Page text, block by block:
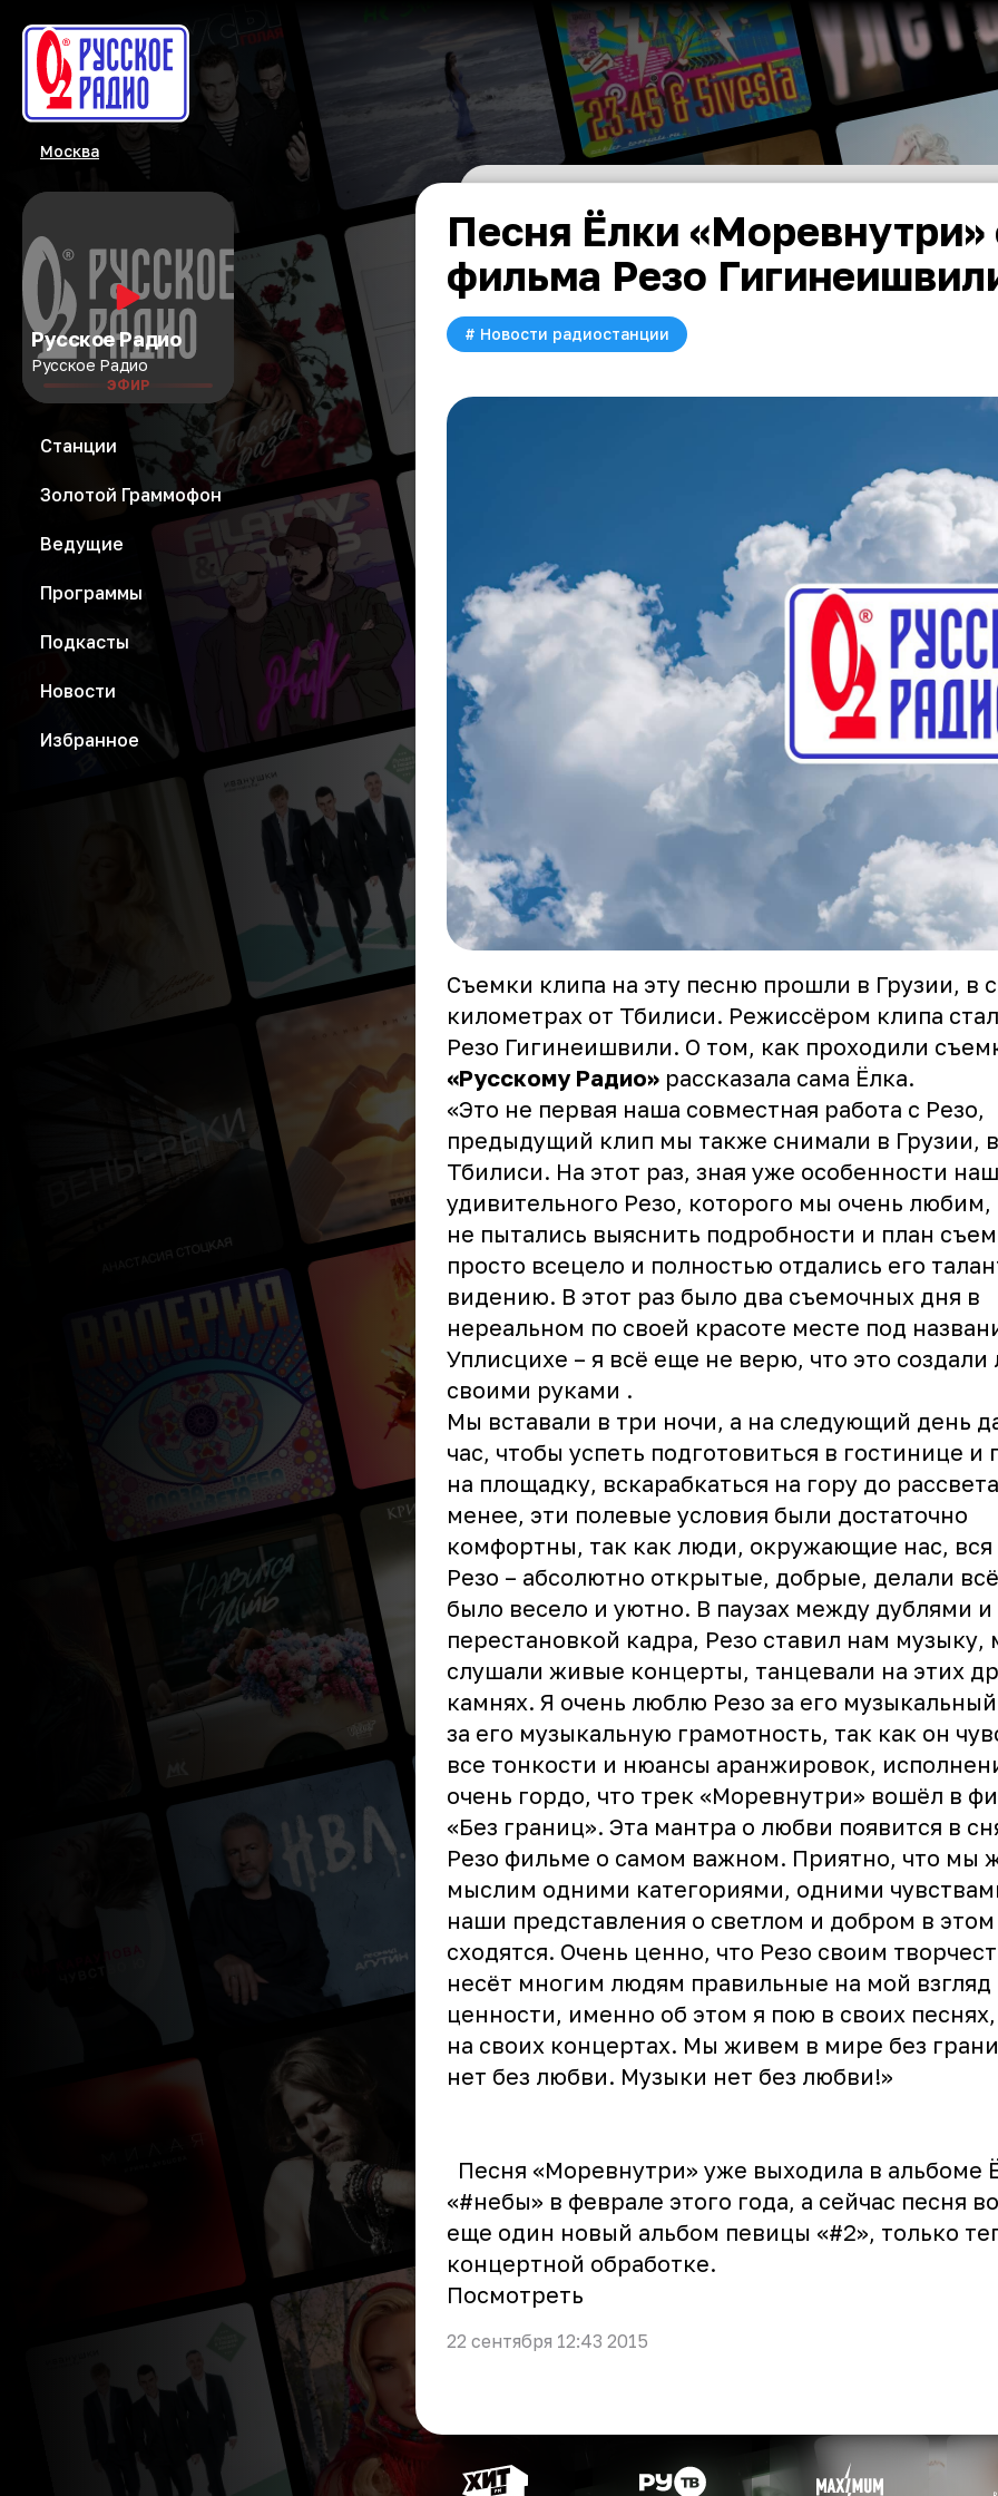
Москва
Русское Радио
Русское Радио
ЭФИР
Станции
Золотой Граммофон
Ведущие
Программы
Подкасты
Новости
Избранное
Песня Ёлки «Моревнутри»
фильма Резо
# Новости радиостанции
Съемки клипа на эту песню прошли в Грузии, в
километрах от Тбилиси. Режиссёром клипа
Резо Гигинеишвили. О том, как проходили
«Русскому Радио» рассказала сама Ёлка.
«Это не первая наша совместная работа с Резо,
предыдущий клип мы также снимали в Грузии,
Тбилиси. На этот раз, зная уже особенности
удивительного Резо, которого мы очень
не пытались выяснить подробности и план
просто всецело и полностью отдались его
видению. В этот раз было два съемочных дня в
нереальном по своей красоте месте под
Уплисцихе – я всё еще не верю, что это
своими руками .
Мы вставали в три ночи, а на следующий день
час, чтобы успеть подготовиться в гостинице и
на площадку, вскарабкаться на гору до
менее, эти полевые условия были достаточно
комфортны, так как люди, окружающие нас,
Резо – абсолютно открытые, добрые, делали
было весело и уютно. В паузах между дублями и
перестановкой кадра, Резо ставил нам музыку,
слушали живые концерты, танцевали на этих
камнях. Я очень люблю Резо за его
за его музыкальную грамотность, так как он
все тонкости и нюансы аранжировок,
очень гордо, что трек «Моревнутри» вошёл в
«Без границ». Эта мантра о любви появится в
Резо фильме о самом важном. Приятно, что мы
мыслим одними категориями, одними
наши представления о светлом и добром в
сходятся. Очень ценно, что Резо своим
несёт многим людям правильные на мой взгляд
ценности, именно об этом я пою в своих
на своих концертах. Мы живем в мире без
нет без любви. Музыки нет без любви!»
Песня «Моревнутри» уже выходила в альбоме
«#небы» в феврале этого года, а сейчас песня
еще один новый альбом певицы «#2», только
концертной обработке.
Посмотреть
22 сентября 12:43 2015